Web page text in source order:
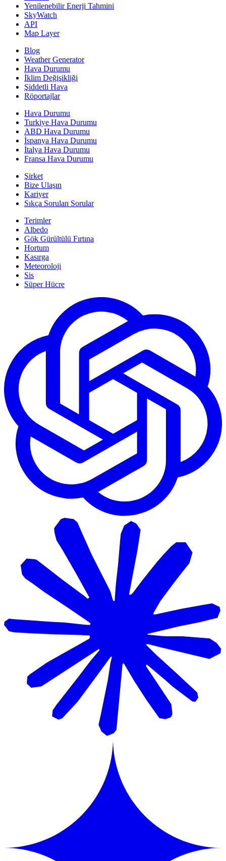
Yenilenebilir Enerji Tahmini
SkyWatch
API
Map Layer
Blog
Weather Generator
Hava Durumu
İklim Değişikliği
Şiddetli Hava
Röportajlar
Hava Durumu
Turkiye Hava Durumu
ABD Hava Durumu
İspanya Hava Durumu
İtalya Hava Durumu
Fransa Hava Durumu
Şirket
Bize Ulaşın
Kariyer
Sıkça Sorulan Sorular
Terimler
Albedo
Gök Gürültülü Fırtına
Hortum
Kasırga
Meteoroloji
Sis
Süper Hücre